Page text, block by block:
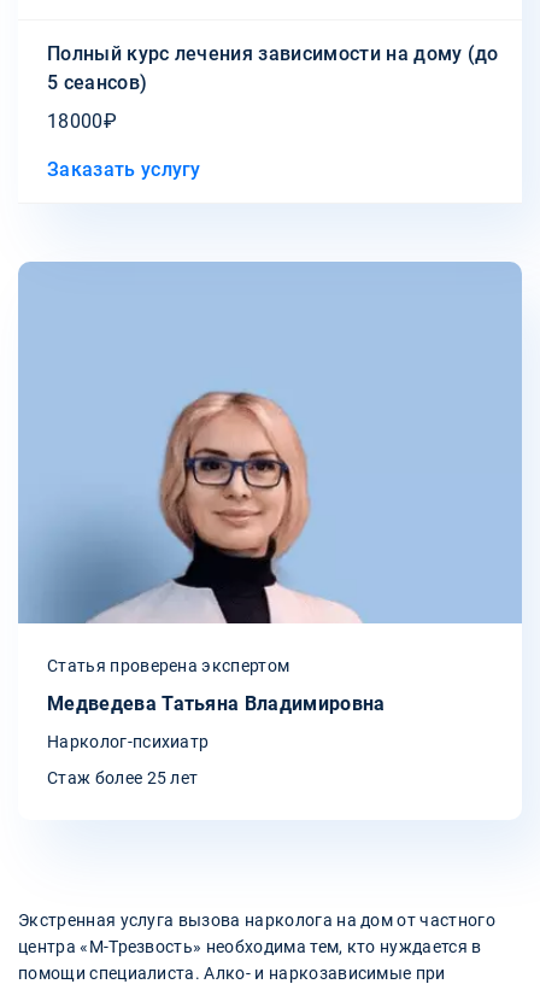
Полный курс лечения зависимости на дому (до
5 сеансов)
18000₽
Заказать услугу
Статья проверена экспертом
Медведева Татьяна Владимировна
Нарколог-психиатр
Стаж более 25 лет
Экстренная услуга вызова нарколога на дом от частного
центра «М-Трезвость» необходима тем, кто нуждается в
помощи специалиста. Алко- и наркозависимые при